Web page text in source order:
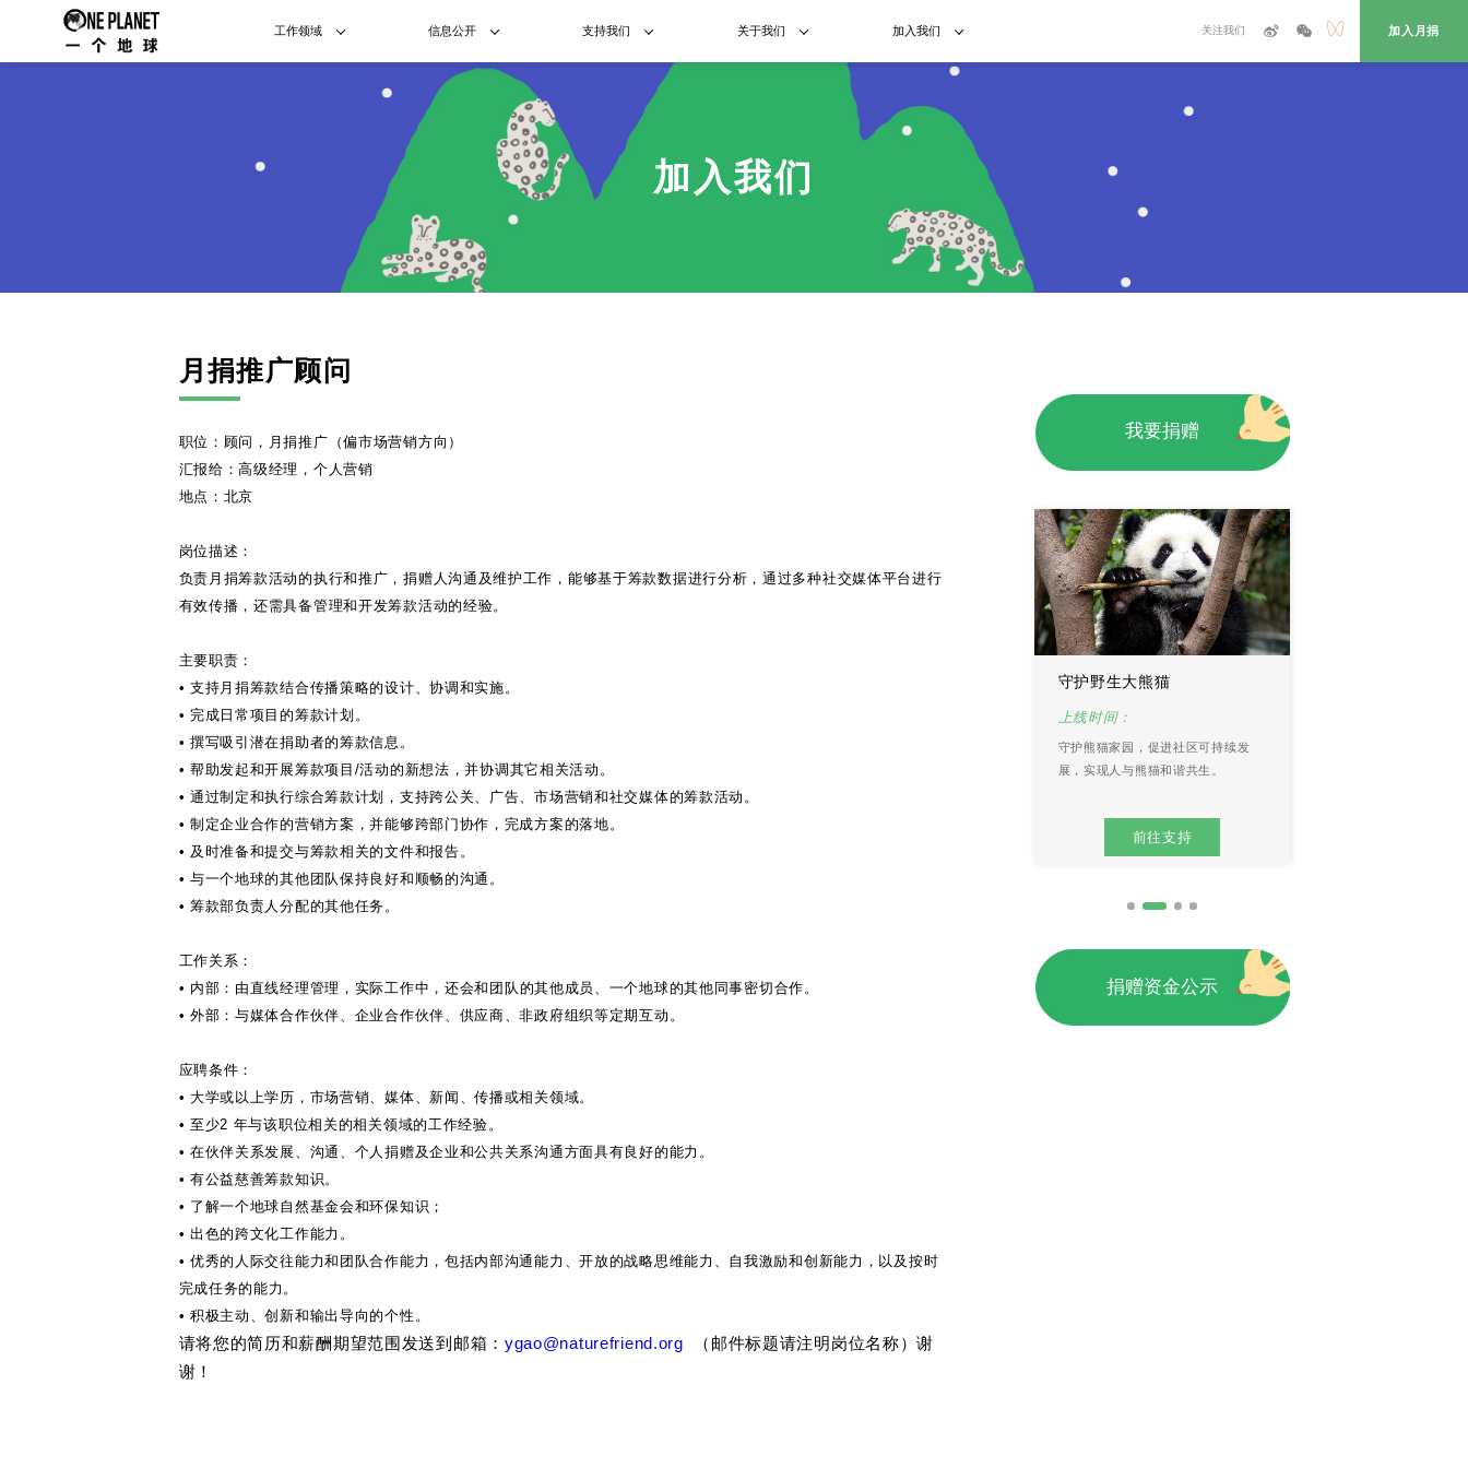
工作领域 信息公开 支持我们 关于我们 加入我们 关注我们 加入月捐
加入我们
月捐推广顾问
职位：顾问，月捐推广（偏市场营销方向）
汇报给：高级经理，个人营销
地点：北京
岗位描述：
负责月捐筹款活动的执行和推广，捐赠人沟通及维护工作，能够基于筹款数据进行分析，通过多种社交媒体平台进行
有效传播，还需具备管理和开发筹款活动的经验。
主要职责：
• 支持月捐筹款结合传播策略的设计、协调和实施。
• 完成日常项目的筹款计划。
• 撰写吸引潜在捐助者的筹款信息。
• 帮助发起和开展筹款项目 /活动的新想法，并协调其它相关活动。
• 通过制定和执行综合筹款计划，支持跨公关、广告、市场营销和社交媒体的筹款活动。
• 制定企业合作的营销方案，并能够跨部门协作，完成方案的落地。
• 及时准备和提交与筹款相关的文件和报告。
• 与一个地球的其他团队保持良好和顺畅的沟通。
• 筹款部负责人分配的其他任务。
工作关系：
• 内部：由直线经理管理，实际工作中，还会和 团队 的其他成员、一个地球的其他同事密切合作。
• 外部：与媒体合作伙伴、企业合作伙伴、供应商、非政府组织等定期互动。
应聘条件：
• 大学或以上学历，市场营销、媒体、新闻、传播或相关领域。
• 至少2 年与该职位相关的相关领域的工作经验。
• 在伙伴关系发展、沟通、个人捐赠及企业和公共关系沟通方面具有良好的能力。
• 有公益慈善筹款知识。
• 了解一个地球自然基金会和环保知识；
• 出色的跨文化工作能力。
• 优秀的人际交往能力和团队合作能力，包括内部沟通能力、开放的战略思维能力、自我激励和创新能力，以及按时
完成任务的能力。
• 积极主动、创新和输出导向的个性。
请将您的简历和薪酬期望范围发送到邮箱： ygao@naturefriend.org
（邮件标题请注明岗位名称）谢
谢！
我要捐赠
守护野生大熊猫
上线时间：
守护熊猫家园，促进社区可持续发
展，实现人与熊猫和谐共生。
前往支持
捐赠资金公示